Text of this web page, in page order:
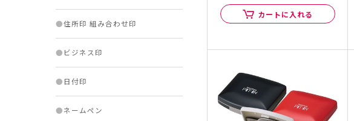
●住所印 組み合わせ印
●ビジネス印
●日付印
●ネームペン
カートに入れる